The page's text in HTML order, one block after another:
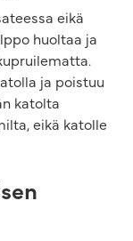
eikä
huoltaa ja
ja poistuu
katolta
eikä katolle